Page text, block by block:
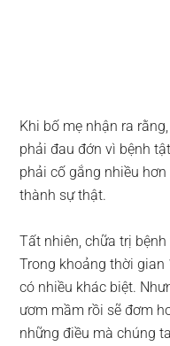
Khi bố mẹ nhận ra
phải đau đớn vì bệnh
phải cố gắng nhiều
thành sự thật.
Tất nhiên, chữa trị
Trong khoảng thời gian
có nhiều khác biệt.
ươm mầm rồi sẽ đơm
những điều mà chúng